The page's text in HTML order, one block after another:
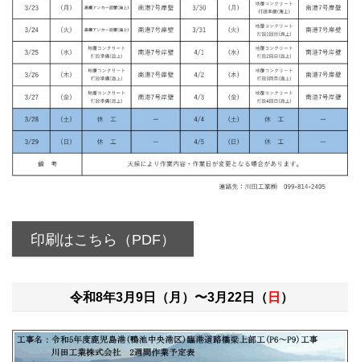
印刷はこちら（PDF）
令和8年3月9日（月）〜3月22日（ 日 ）